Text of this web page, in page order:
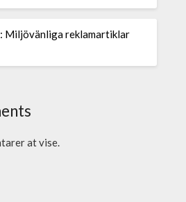
Miljövänliga reklamartiklar
at vise.